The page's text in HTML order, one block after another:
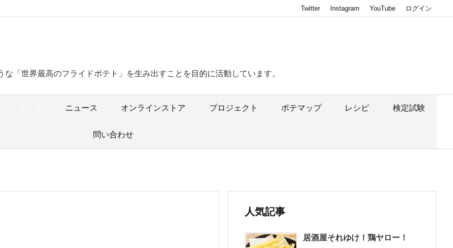
「世界最高のフライドポテト」を生み出すことを目的に活動しています。
ニュース オンラインストア プロジェクト ポテマップ レシピ 検定試験
問い合わせ
Twitter Instagram YouTube ログイン
人気記事
居酒屋それゆけ！鶏ヤロー！